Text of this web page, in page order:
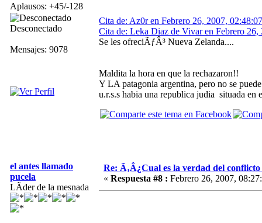
Aplausos: +45/-128
Desconectado
Mensajes: 9078
Cita de: Az0r en Febrero 26, 2007, 02:48:07
Cita de: Leka Diaz de Vivar en Febrero 26,
Se les ofreciÃƒÂ³ Nueva Zelanda....
Maldita la hora en que la rechazaron!!
Y LA patagonia argentina, pero no se
u.r.s.s habia una republica judia situada en
el antes llamado
pucela
LÃ­der de la mesnada
Re: Ã‚Â¿Cual es la verdad del
« Respuesta #8 : Febrero 26, 2007,